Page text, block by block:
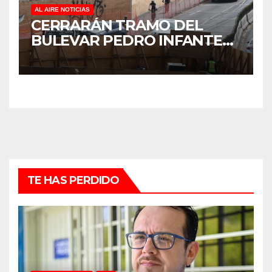
AL AIRE NOTICIAS
CERRARÁN TRAMO DEL
BULEVAR PEDRO INFANTE
PARA ACELERAR OBRAS
ANTES DEL REGRESO A
TE HAS PERDIDO